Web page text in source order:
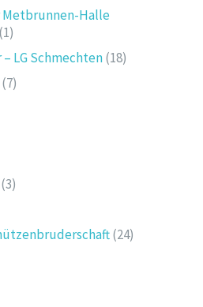
Metbrunnen-Halle
(1)
LG Schmechten(18)
(7)
(3)
(24)